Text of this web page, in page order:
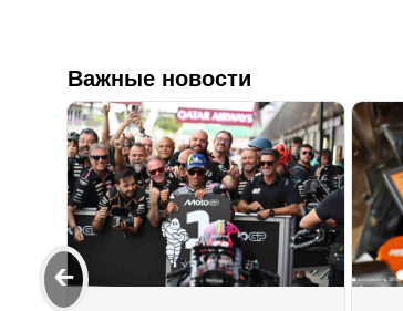
Важные новости
🡰